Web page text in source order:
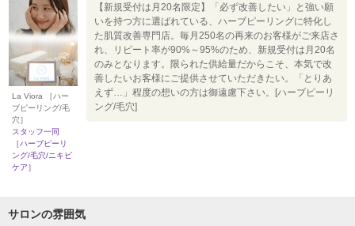
La Viora ［ハー
ブピーリング/毛
穴］
スタッフ一同
［ハーブピーリ
ング/毛穴/ニキビ
ケア］
【新規受付は月20名限定】「必ず改善したい」と強い願
いを持つ方に選ばれている、ハーブピーリングに特化し
た肌質改善専門店。毎月250名の再来のお客様がご来店さ
れ、リピート率が90%～95%のため、新規受付は月20名
のみとなります。限られた供給量だからこそ、本気で改
善したいお客様にご提供させていただきたい。「とりあ
えず…」程度の想いの方は御遠慮下さい。[ハーブピーリ
ング/毛穴]
サロンの雰囲気